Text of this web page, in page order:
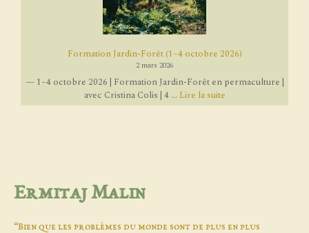
Formation Jardin-Forêt (1–4 octobre 2026)
2 mars 2026
— 1–4 octobre 2026 | Formation Jardin-Forêt en permaculture |
avec Cristina Colis | 4 ... Lire la suite
Ermitaj Malin
“Bien que les problèmes du monde sont de plus en plus